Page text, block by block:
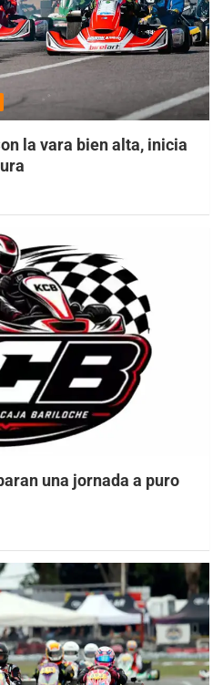
la vara bien alta, inicia
una jornada a puro